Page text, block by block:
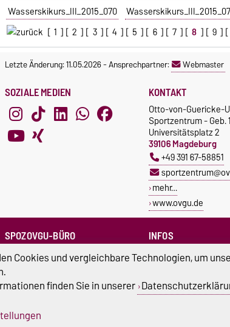
Wasserskikurs_III_2015_070
[ 1 ] [ 2 ] [ 3 ] [ 4 ] [ 5 ] [ 6 ] [ 7 ] [ 8 ] [ 9 ] [
Letzte Änderung: 11.05.2026-Ansprechpartner: Webmaster
SOZIALE MEDIEN KONTAKT
Otto-von-Guericke-
Sportzentrum - Geb.
Universitätsplatz 2
39106 Magdeburg
+49 391 67-58851
mehr…
www.ovgu.de
SPOZOVGU-BÜRO
Sprechzeiten
INFOS
Campus Service
Studentenwerk
Studierendenrat
Sportreferent der Uni
Cookies und vergleichbare Technologien, um
finden Sie in unserer